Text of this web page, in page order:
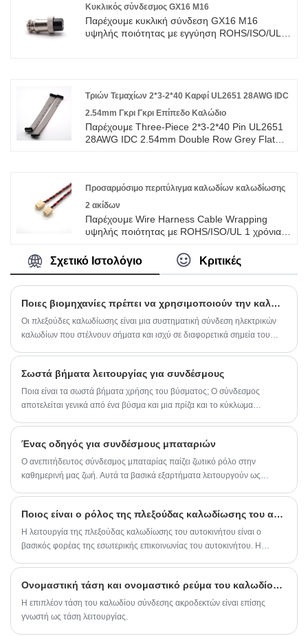
καλύπτοντας το μεγαλύτερο μέρος της αγοράς
της Ασίας, της Ευρώπης και της Αμερικής.
Περιμένουμε να γίνουμε ο μακροπρόθεσμος
Κυκλικός σύνδεσμος GX16 M16
Παρέχουμε κυκλική σύνδεση GX16 M16
υψηλής ποιότητας με εγγύηση ROHS/ISO/UL 1
Αναμένουμε να γίνουμε μακροπρόθεσμος
συνεργάτης σας στην Κίνα.
Τριών Τεμαχίων 2*3-2*40 Καρφί UL2651 28AWG IDC
2.54mm Γκρι Γκρι Επίπεδο Καλώδιο
Παρέχουμε Three-Piece 2*3-2*40 Pin UL2651
28AWG IDC 2.54mm Double Row Grey Flat
πάνω από 10 χρόνια, καλύπτοντας το
μεγαλύτερο μέρος της αγοράς της Ασίας, της
Ευρώπης και της Αμερικής. Περιμένουμε να
γίνουμε ο μακροπρόθεσμος συνεργάτης σας
στην Κίνα.
Προσαρμόσιμο περιτύλιγμα καλωδίων καλωδίωσης
2 ακίδων
Παρέχουμε Wire Harness Cable Wrapping
υψηλής ποιότητας με ROHS/ISO/UL 1 χρόνια
την κατασκευή συνδετήρων πάνω από 10
χρόνια, καλύπτοντας το μεγαλύτερο μέρος της
μακροπρόθεσμος συνεργάτης σας στην Κίνα.
Σχετικό Ιστολόγιο Κριτικές
Ποιες βιομηχανίες πρέπει να χρησιμοποιούν την καλωδίωση
Οι πλεξούδες καλωδίωσης είναι μια συστηματική σύνδεση ηλεκτρικών
καλωδίων που στέλνουν σήματα και ισχύ σε διαφορετικά σημεία του
Σωστά βήματα λειτουργίας για συνδέσμους
Ποια είναι τα σωστά βήματα χρήσης του βύσματος; Ο σύνδεσμος
αποτελείται γενικά από ένα βύσμα και μια πρίζα και το κύκλωμα
Ένας οδηγός για συνδέσμους μπαταριών
Ο ανεπιτήδευτος σύνδεσμος μπαταρίας παίζει ζωτικό ρόλο στην
καθημερινή μας ζωή. Αυτά τα βασικά εξαρτήματα λειτουργούν ως
μικροσκοπικές υποδοχές μπαταρίας που βρίσκονται στο smartphone
σας έως τις εκδόσεις βαρέως τύπου που χρησιμοποιούνται σε
βιομηχανικές εφαρμογές, αυτές οι υποδοχές διατίθενται σε διάφορα
Ποιος είναι ο ρόλος της πλεξούδας καλωδίωσης του αυτοκινήτου
Η λειτουργία της πλεξούδας καλωδίωσης του αυτοκινήτου είναι ο
βασικός φορέας της εσωτερικής επικοινωνίας του αυτοκινήτου. Η
Ονομαστική τάση και ονομαστικό ρεύμα του καλωδίου ακροδεκτών
Η επιπλέον τάση του καλωδίου σύνδεσης ακροδεκτών είναι επίσης
γνωστή ως τάση λειτουργίας.